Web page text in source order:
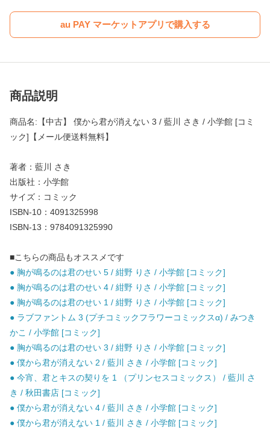
au PAY マーケットアプリで購入する
商品説明
商品名:【中古】 僕から君が消えない 3 / 藍川 さき / 小学館 [コミ
ック]【メール便送料無料】
著者：藍川 さき
出版社：小学館
サイズ：コミック
ISBN-10：4091325998
ISBN-13：9784091325990
■こちらの商品もオススメです
● 胸が鳴るのは君のせい 5 / 紺野 りさ / 小学館 [コミック]
● 胸が鳴るのは君のせい 4 / 紺野 りさ / 小学館 [コミック]
● 胸が鳴るのは君のせい 1 / 紺野 りさ / 小学館 [コミック]
● ラブファントム 3 (プチコミックフラワーコミックスα) / みつき
かこ / 小学館 [コミック]
● 胸が鳴るのは君のせい 3 / 紺野 りさ / 小学館 [コミック]
● 僕から君が消えない 2 / 藍川 さき / 小学館 [コミック]
● 今宵、君とキスの契りを 1 （プリンセスコミックス） / 藍川 さ
き / 秋田書店 [コミック]
● 僕から君が消えない 4 / 藍川 さき / 小学館 [コミック]
● 僕から君が消えない 1 / 藍川 さき / 小学館 [コミック]